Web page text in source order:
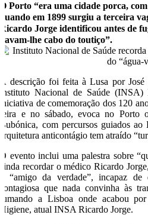
O Porto “era uma cidade porca,
quando em 1899 surgiu a terceira
Ricardo Jorge identificou antes de
davam-lhe cabo do toutiço”.
A descrição foi feita à Lusa por
Instituto Nacional de Saúde (INSA)
iniciativa de comemoração dos 120
feira e no sábado, evoca no Porto
Bubónica, com percursos guiados
arquitetura anticontágio tem atraído
O evento inclui uma palestra sobre
ainda recordar o médico Ricardo
e “amigo da verdade”, incapaz
contagiosa que nada convinha às
rumando a Lisboa onde acabou
Higiene, atual INSA Ricardo Jorge.